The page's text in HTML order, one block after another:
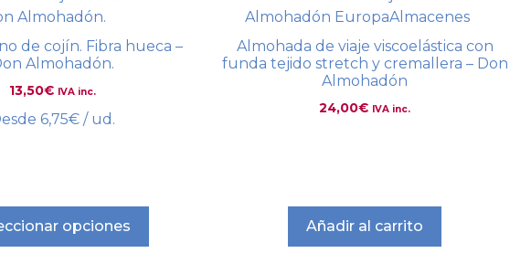
de cojín. Fibra hueca –
Almohadón.
13,50€ IVA inc.
6,75€ / ud.
opciones
Almohada de viaje viscoelástica con
funda tejido stretch y cremallera – Don
Almohadón
24,00€ IVA inc.
Añadir al carrito